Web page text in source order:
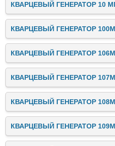
КВАРЦЕВЫЙ ГЕНЕРАТОР 10
КВАРЦЕВЫЙ ГЕНЕРАТОР
КВАРЦЕВЫЙ ГЕНЕРАТОР
КВАРЦЕВЫЙ ГЕНЕРАТОР
КВАРЦЕВЫЙ ГЕНЕРАТОР
КВАРЦЕВЫЙ ГЕНЕРАТОР